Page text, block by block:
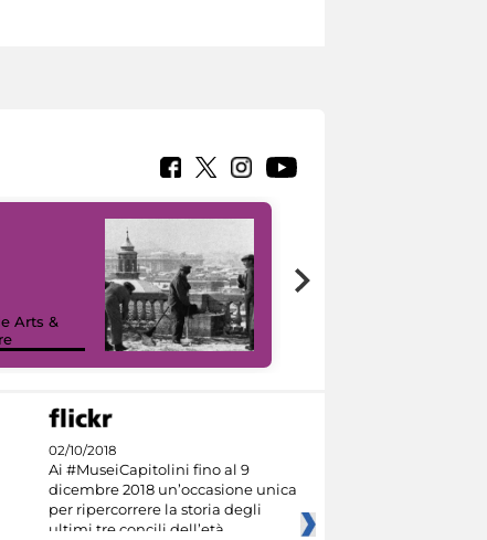
Arts &
02/10/2018
Ai #MuseiCapitolini fino al 9
dicembre 2018 un’occasione unica
per ripercorrere la storia degli
ultimi tre concili dell’età